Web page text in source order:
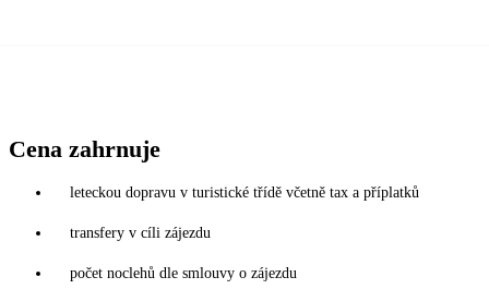
Cena zahrnuje
leteckou dopravu v turistické třídě včetně tax a příplatků
transfery v cíli zájezdu
počet noclehů dle smlouvy o zájezdu